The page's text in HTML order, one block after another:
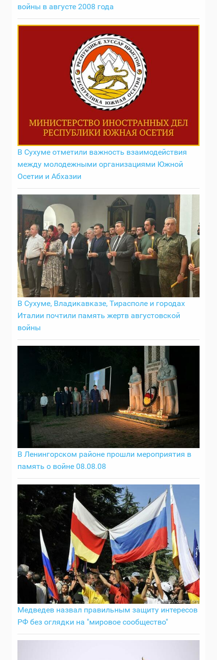
войны в августе 2008 года
В Сухуме отметили важность взаимодействия
между молодежными организациями Южной
Осетии и Абхазии
В Сухуме, Владикавказе, Тирасполе и городах
Италии почтили память жертв августовской
войны
В Ленингорском районе прошли мероприятия в
память о войне 08.08.08
Медведев назвал правильным защиту интересов
РФ без оглядки на "мировое сообщество"